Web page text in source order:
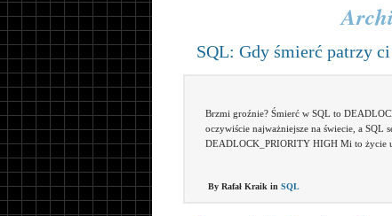
SQL: Gdy śmierć patrzy
Brzmi groźnie? Śmierć w SQL to
oczywiście najważniejsze na świecie, a SQL
DEADLOCK_PRIORITY HIGH Mi to życie
By Rafał Kraik in SQL